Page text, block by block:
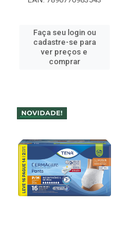
Faça seu login ou
cadastre-se para
ver preços e
comprar